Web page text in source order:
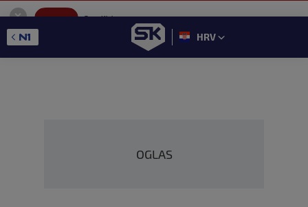
SportKlub
GET - On the Google Play
HRV
OGLAS